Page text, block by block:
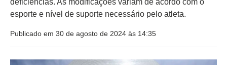
deficiências. As modificações variam de acordo com o
esporte e nível de suporte necessário pelo atleta.
Publicado em 30 de agosto de 2024 às 14:35